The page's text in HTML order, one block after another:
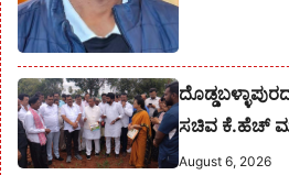
ಸಚಿವ ಕೆ.ಹೆಚ್
August 6, 2026